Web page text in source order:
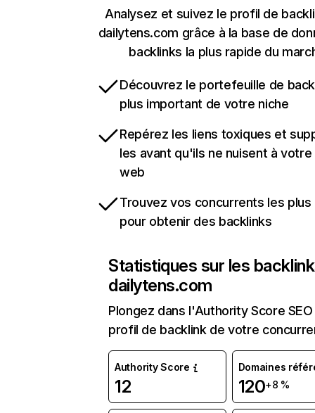
Analysez et suivez le profil de
dailytens.com grâce à la base de
backlinks la plus rapide du
Découvrez le portefeuille de
plus important de votre niche
Repérez les liens toxiques et
les avant qu'ils ne nuisent à
web
Trouvez vos concurrents les
pour obtenir des backlinks
Statistiques sur les
dailytens.com
Plongez dans l'Authority Score
profil de backlink de votre
Authority Score
12
Domaines
120+8 %